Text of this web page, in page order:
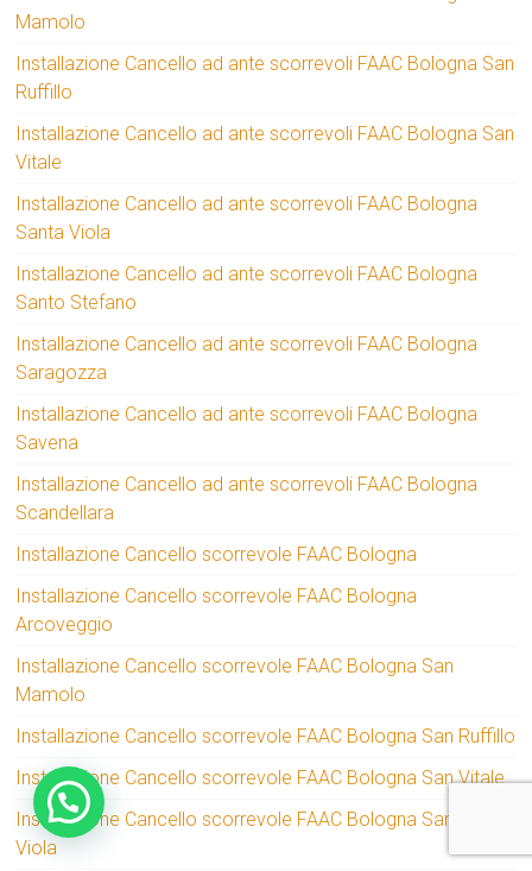
Mamolo
Installazione Cancello ad ante scorrevoli FAAC Bologna San
Ruffillo
Installazione Cancello ad ante scorrevoli FAAC Bologna San
Vitale
Installazione Cancello ad ante scorrevoli FAAC Bologna
Santa Viola
Installazione Cancello ad ante scorrevoli FAAC Bologna
Santo Stefano
Installazione Cancello ad ante scorrevoli FAAC Bologna
Saragozza
Installazione Cancello ad ante scorrevoli FAAC Bologna
Savena
Installazione Cancello ad ante scorrevoli FAAC Bologna
Scandellara
Installazione Cancello scorrevole FAAC Bologna
Installazione Cancello scorrevole FAAC Bologna
Arcoveggio
Installazione Cancello scorrevole FAAC Bologna San
Mamolo
Installazione Cancello scorrevole FAAC Bologna San Ruffillo
Installazione Cancello scorrevole FAAC Bologna San Vitale
Installazione Cancello scorrevole FAAC Bologna Santa
Viola